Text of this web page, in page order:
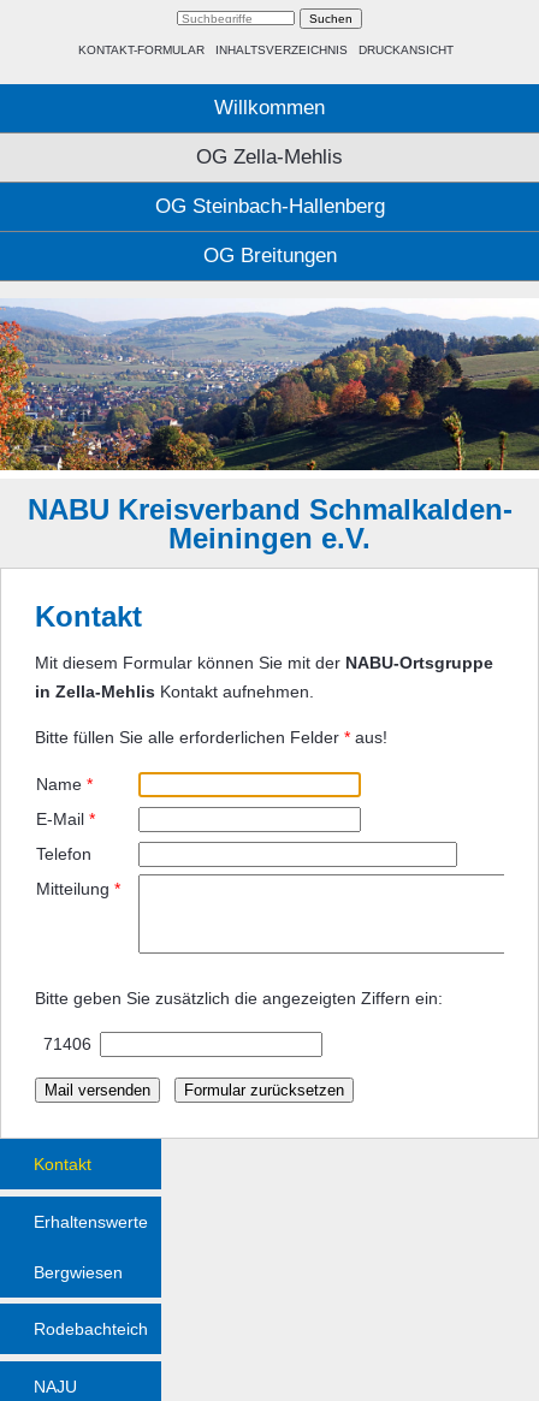
KONTAKT-FORMULAR INHALTSVERZEICHNIS DRUCKANSICHT
Willkommen
OG Zella-Mehlis
OG Steinbach-Hallenberg
OG Breitungen
NABU Kreisverband Schmalkalden-
Meiningen e.V.
Kontakt
Mit diesem Formular können Sie mit der NABU-Ortsgruppe
in Zella-Mehlis Kontakt aufnehmen.
Bitte füllen Sie alle erforderlichen Felder * aus!
Name *
E-Mail *
Telefon
Mitteilung *
Bitte geben Sie zusätzlich die angezeigten Ziffern ein:
71406
Kontakt
Erhaltenswerte
Bergwiesen
Rodebachteich
NAJU